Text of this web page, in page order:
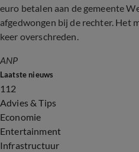
euro betalen aan de gemeente
afgedwongen bij de rechter. Het
keer overschreden.
ANP
Laatste nieuws
112
Advies & Tips
Economie
Entertainment
Infrastructuur